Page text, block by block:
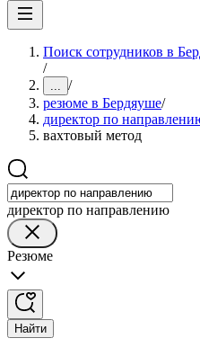
Поиск сотрудников в
/
... /
резюме в Бердяуше/
директор по
вахтовый метод
директор по направлению
Резюме
Найти